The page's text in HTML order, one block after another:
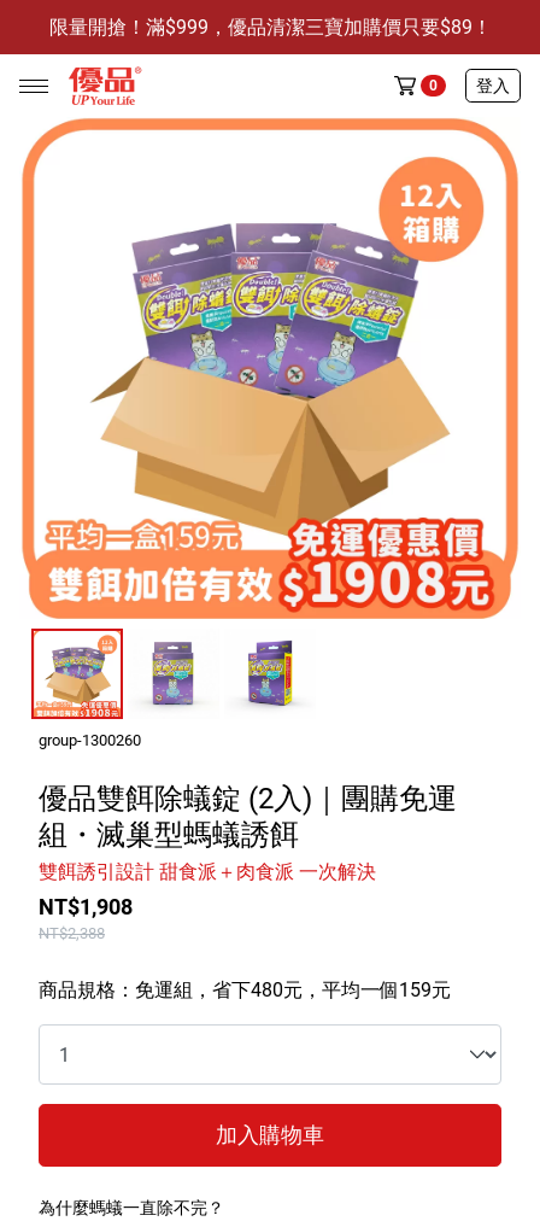
限量開搶！滿$999，優品清潔三寶加購價只要$89！
防霉清潔好幫手-任3件贈保濕抗菌洗手乳
限量開搶！滿$999，優品清潔三寶加購價只要$89！
0 登入
🔥任選1件折9元-新老客戶感恩回饋
全部商品
防霉清潔好幫手(任3件，贈抗菌保濕洗手乳)
室內外除蟲專區
媽媽廚房專區
浴室清潔專區
清潔大掃除專區
精油香氛專區
強效誘引捕黏板
優品x柴語錄
團購專區
關於優品
會員權益
會員中心
特色服務
Facebook粉絲專頁
group-1300260
優品雙餌除蟻錠 (2入)｜團購免運
組・滅巢型螞蟻誘餌
雙餌誘引設計 甜食派＋肉食派 一次解決
NT$1,908
NT$2,388
商品規格：免運組，省下480元，平均一個159元
加入購物車
為什麼螞蟻一直除不完？